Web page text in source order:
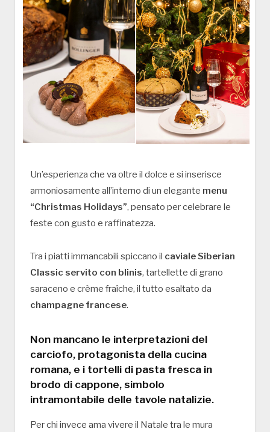
Un’esperienza che va oltre il dolce e si inserisce
armoniosamente all’interno di un elegante menu
“Christmas Holidays”, pensato per celebrare le
feste con gusto e raffinatezza.
Tra i piatti immancabili spiccano il caviale Siberian
Classic servito con blinis, tartellette di grano
saraceno e crème fraîche, il tutto esaltato da
champagne francese.
Non mancano le interpretazioni del
carciofo, protagonista della cucina
romana, e i tortelli di pasta fresca in
brodo di cappone, simbolo
intramontabile delle tavole natalizie.
Per chi invece ama vivere il Natale tra le mura